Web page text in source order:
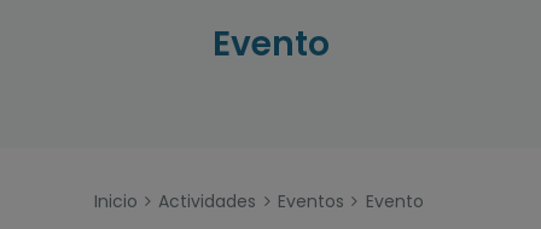
Evento
Inicio Actividades Eventos Evento